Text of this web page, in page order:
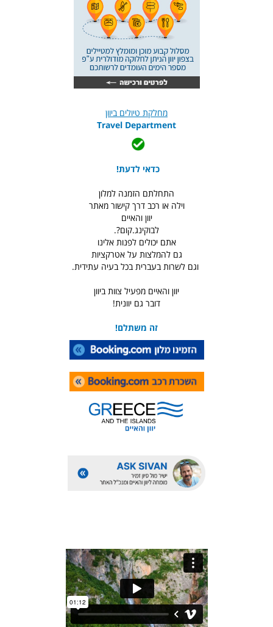
מחלקת טיולים ביוון
Travel Department
כדאי לדעת!
התחלתם הזמנה למלון
וילה או רכב דרך קישור מאתר
יוון והאיים
לבוקינג.קום?.
אתם יכולים לפנות אלינו
גם להמלצות על אטרקציות
וגם לשרות בעברית בכל בעיה עתידית.
יוון והאיים מפעיל צוות ביוון
דובר גם יוונית!
זה משתלם!